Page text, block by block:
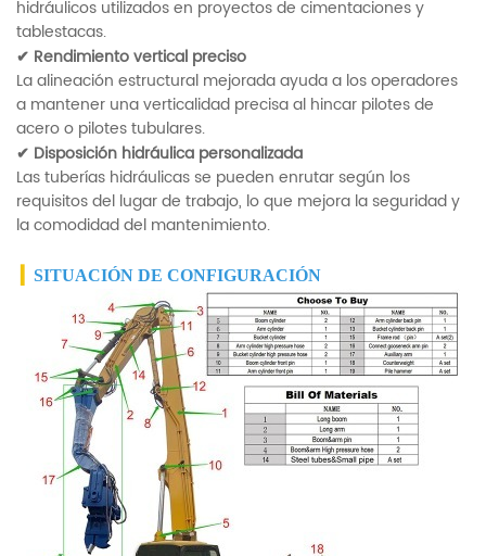
hidráulicos utilizados en proyectos de cimentaciones y
tablestacas.
✔ Rendimiento vertical preciso
La alineación estructural mejorada ayuda a los operadores
a mantener una verticalidad precisa al hincar pilotes de
acero o pilotes tubulares.
✔ Disposición hidráulica personalizada
Las tuberías hidráulicas se pueden enrutar según los
requisitos del lugar de trabajo, lo que mejora la seguridad y
la comodidad del mantenimiento.
SITUACIÓN DE CONFIGURACIÓN